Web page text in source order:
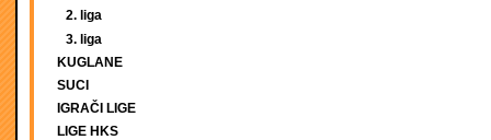
2. liga
3. liga
KUGLANE
SUCI
IGRAČI LIGE
LIGE HKS